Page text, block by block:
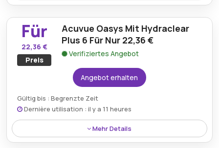
Dailies Aquacomfort Plus 30 ist für nur 19,90 €
erhältlich und bietet Benutzern eine erschwingliche
Lösung für ihre Kontaktlinsenbedürfnisse. Diese
preisgünstige Option bietet Komfort und
Feuchtigkeit und sorgt so für ein reibungsloses und
angenehmes Erlebnis für alle, die auf Tageslinsen
angewiesen sind.
Für
22,36 €
Preis
Acuvue Oasys Mit Hydraclear
Plus 6 Für Nur 22,36 €
Verifiziertes Angebot
Angebot erhalten
Gültig bis : Begrenzte Zeit
Dernière utilisation : il y a 11 heures
Mehr Details
Acuvue Oasys mit Hydraclear Plus 6 Kontaktlinsen